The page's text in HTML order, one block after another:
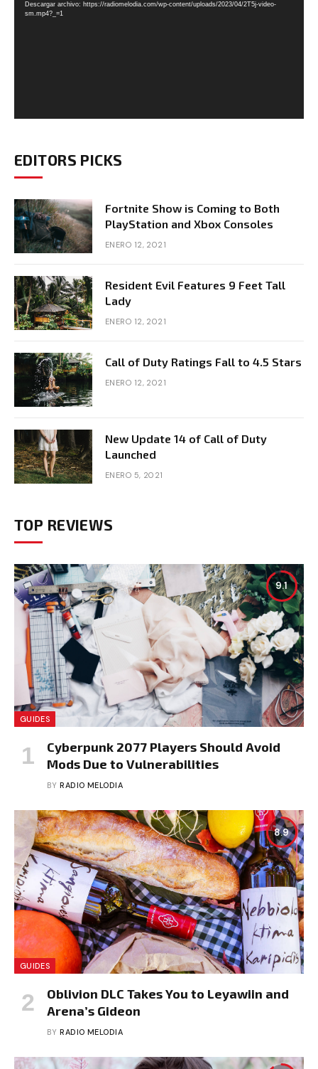
Descargar archivo: https://radiomelodia.com/wp-content/uploads/2023/04/2T5j-video-
sm.mp4?_=1
EDITORS PICKS
Fortnite Show is Coming to Both
PlayStation and Xbox Consoles
ENERO 12, 2021
Resident Evil Features 9 Feet Tall
Lady
ENERO 12, 2021
Call of Duty Ratings Fall to 4.5 Stars
ENERO 12, 2021
New Update 14 of Call of Duty
Launched
ENERO 5, 2021
TOP REVIEWS
9.1
GUIDES
Cyberpunk 2077 Players Should Avoid
Mods Due to Vulnerabilities
BY RADIO MELODIA
8.9
GUIDES
Oblivion DLC Takes You to Leyawiin and
Arena’s Gideon
BY RADIO MELODIA